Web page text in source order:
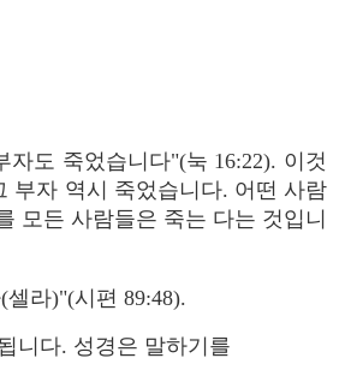
도 죽었습니다"(눅 16:22). 이것
부자 역시 죽었습니다. 어떤 사람
모든 사람들은 죽는 다는 것입니
라)"(시편 89:48).
니다. 성경은 말하기를